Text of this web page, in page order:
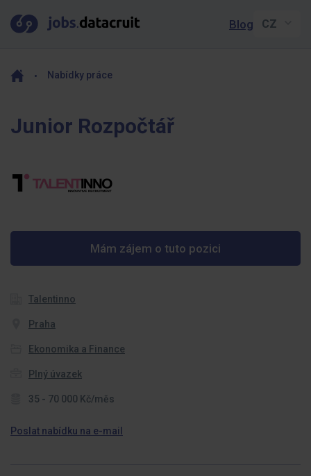
Blog
Nabídky práce
Junior Rozpočtář
Mám zájem o tuto pozici
Talentinno
Praha
Ekonomika a Finance
Plný úvazek
35 - 70 000 Kč/měs
Poslat nabídku na e-mail